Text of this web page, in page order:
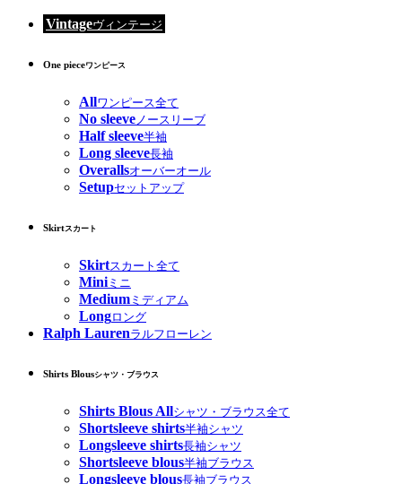
Vintageヴィンテージ
One pieceワンピース
Allワンピース全て
No sleeveノースリーブ
Half sleeve半袖
Long sleeve長袖
Overallsオーバーオール
Setupセットアップ
Skirtスカート
Skirtスカート全て
Miniミニ
Medium ミディアム
Longロング
Ralph Laurenラルフローレン
Shirts Blousシャツ・ブラウス
Shirts Blous Allシャツ・ブラウス全て
Shortsleeve shirts半袖シャツ
Longsleeve shirts長袖シャツ
Shortsleeve blous半袖ブラウス
Longsleeve blous長袖ブラウス